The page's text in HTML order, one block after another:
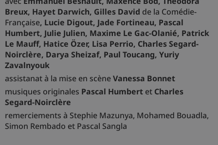
Breux, Hayet Darwich, Gilles David de la Comédie-
Française, Lucie Digout, Jade Fortineau, Pascal
Humbert, Julie Julien, Maxime Le Gac-Olanié, Patrick
Le Mauff, Hatice Özer, Lisa Perrio, Charles Segard-
Noirclère, Darya Sheizaf, Paul Toucang, Yuriy
Zavalnyouk
assistanat à la mise en scèneVanessa Bonnet
musiques originales Pascal Humbert et Charles
Segard-Noirclère
remerciements à Stephie Mazunya, Mohamed Bouadla,
Simon Rembado et Pascal Sangla